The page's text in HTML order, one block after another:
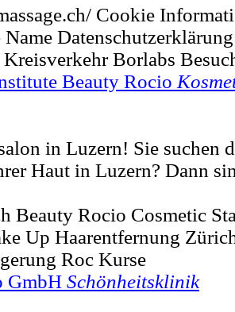
Cookie
Borlabs
Beauty Rocio
in Luzern! Sie suchen
Haut in Luzern? Dann
Beauty Rocio Cosmetic
Up Haarentfernung
Roc Kurse
GmbH Schönheitsklinik